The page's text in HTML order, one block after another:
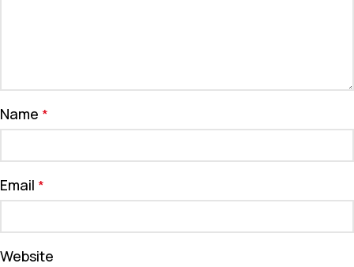
Name *
Email *
Website